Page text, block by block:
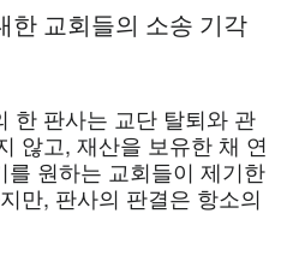
한 교회들의 소송 기각
한 판사는 교단 탈퇴와 관
않고, 재산을 보유한 채 연
를 원하는 교회들이 제기한
만, 판사의 판결은 항소의